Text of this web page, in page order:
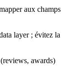
aux champs
layer ; évitez la
awards)